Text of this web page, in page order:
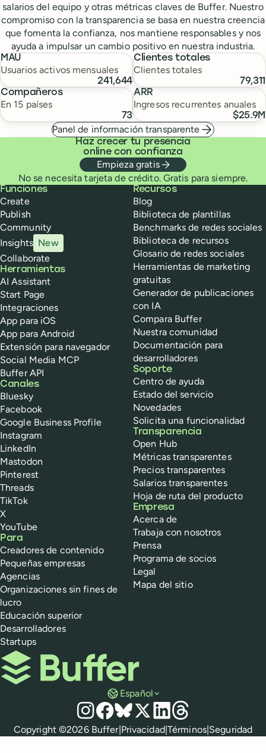
salarios del equipo y otras métricas claves de Buffer. Nuestro
compromiso con la transparencia se basa en nuestra creencia
que fomenta la confianza, nos mantiene responsables y nos
ayuda a impulsar un cambio positivo en nuestra industria.
MAU
Usuarios activos mensuales
241,644
Clientes totales
Clientes totales
79,311
Compañeros
En 15 países
73
ARR
Ingresos recurrentes anuales
$25.9M
Panel de información transparente
Haz crecer tu presencia
online con confianza
Empieza gratis
No se necesita tarjeta de crédito. Gratis para siempre.
Buffer
Funciones
Create
Publish
Community
Insights New
Collaborate
Herramientas
AI Assistant
Start Page
Integraciones
App para iOS
App para Android
Extensión para navegador
Social Media MCP
Buffer API
Canales
Bluesky
Facebook
Google Business Profile
Instagram
LinkedIn
Mastodon
Pinterest
Threads
TikTok
X
YouTube
Para
Creadores de contenido
Pequeñas empresas
Agencias
Organizaciones sin fines de
lucro
Educación superior
Desarrolladores
Startups
Recursos
Blog
Biblioteca de plantillas
Benchmarks de redes sociales
Biblioteca de recursos
Glosario de redes sociales
Herramientas de marketing
gratuitas
Generador de publicaciones
con IA
Compara Buffer
Nuestra comunidad
Documentación para
desarrolladores
Soporte
Centro de ayuda
Estado del servicio
Novedades
Solicita una funcionalidad
Transparencia
Open Hub
Métricas transparentes
Precios transparentes
Salarios transparentes
Hoja de ruta del producto
Empresa
Acerca de
Trabaja con nosotros
Prensa
Programa de socios
Legal
Mapa del sitio
Buffer
Español
Redes sociales
Instagram
Facebook
Bluesky
X LinkedIn
Threads
Políticas
Copyright ©2026Buffer|Privacidad|Términos|Seguridad